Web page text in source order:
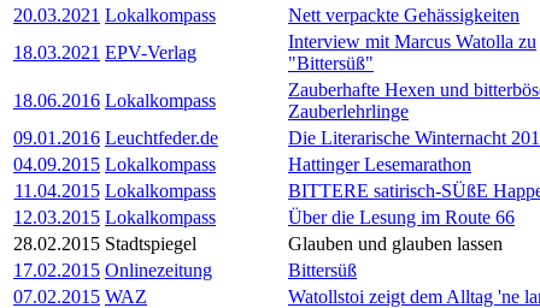
20.03.2021 Lokalkompass
Nett verpackte Gehässigkeiten
18.03.2021 EPV-Verlag
Interview mit Marcus Watolla zu
"Bittersüß"
18.06.2016 Lokalkompass
Zauberhafte Hexen und
Zauberlehrlinge
09.01.2016 Leuchtfeder.de
Die Literarische Winternacht
04.09.2015 Lokalkompass
Hattinger Lesemarathon
11.04.2015 Lokalkompass
BITTERE satirisch-SÜßE
12.03.2015 Lokalkompass
Über die Lesung im Route 66
28.02.2015 Stadtspiegel
Glauben und glauben lassen
17.02.2015 Onlinezeitung
Bittersüß
07.02.2015 WAZ
Watollstoi zeigt dem Alltag 'ne